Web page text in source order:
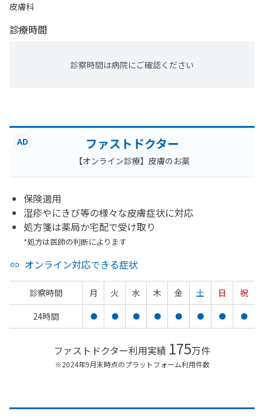
皮膚科
診療時間
診察時間は病院にご確認ください
AD ファストドクター
【オンライン診療】皮膚のお薬
保険適用
湿疹やにきび等の様々な皮膚症状に対応
処方箋は薬局か宅配で受け取り
*処方は医師の判断によります
オンライン対応できる症状
診察時間 月 火 水 木 金 土 日
祝
24時間
● ● ● ● ● ● ● ●
ファストドクター利用実績 175万件
※2024年9月末時点のプラットフォーム利用件数